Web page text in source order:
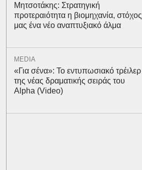
Μητσοτάκης: Στρατηγική
προτεραιότητα η βιομηχανία, στόχος
μας ένα νέο αναπτυξιακό άλμα
MEDIA
«Για σένα»: Το εντυπωσιακό τρέιλερ
της νέας δραματικής σειράς του
Alpha (Video)